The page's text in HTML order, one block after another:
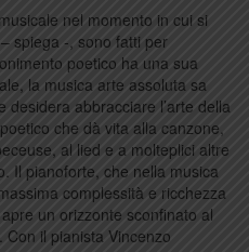
nel momento in cui si
spiega -, sono fatti per
poetico ha una sua
la musica arte assoluta sa
abbracciare l’arte della
che dà vita alla canzone,
al lied e a molteplici altre
Il pianoforte, che nella musica
complessità e ricchezza
un orizzonte sconfinato al
il pianista Vincenzo